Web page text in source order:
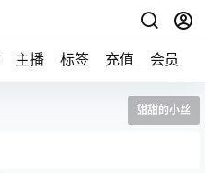
主播 标签 充值 会员
甜甜的小丝